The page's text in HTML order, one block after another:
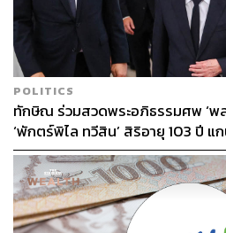
POLITICS
ทักษิณ ร่วมสวดพระอภิธรรมศพ ‘พ
‘พักตร์พิไล ทวีสิน’ สิริอายุ 103 ปี แ
หลากวงการร่วมอาลัย